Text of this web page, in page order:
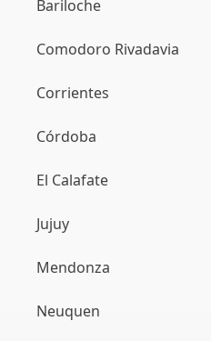
Bariloche
Comodoro Rivadavia
Corrientes
Córdoba
El Calafate
Jujuy
Mendonza
Neuquen